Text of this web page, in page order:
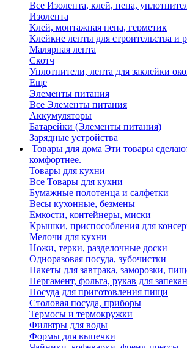
Все Изолента, клей, пена,
Изолента
Клей, монтажная пена, герметик
Клейкие ленты для строительства и
Малярная лента
Скотч
Уплотнители, лента для заклейки
Еще
Элементы питания
Все Элементы питания
Аккумуляторы
Батарейки (Элементы питания)
Зарядные устройства
Товары для дома Эти товары
комфортнее.
Товары для кухни
Все Товары для кухни
Бумажные полотенца и салфетки
Весы кухонные, безмены
Емкости, контейнеры, миски
Крышки, приспособления для
Мелочи для кухни
Ножи, терки, разделочные доски
Одноразовая посуда, зубочистки
Пакеты для завтрака, заморозки,
Пергамент, фольга, рукав для
Посуда для приготовления пищи
Столовая посуда, приборы
Термосы и термокружки
Фильтры для воды
Формы для выпечки